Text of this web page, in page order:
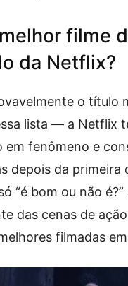
filme
da Netflix?
o título
lista — a Netflix
fenômeno e
depois da primeira
“é bom ou não é?”
das cenas de
filmadas